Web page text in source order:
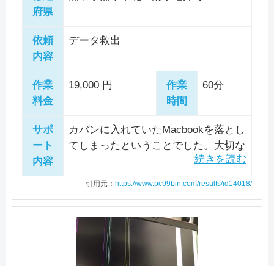
電話相談・お問い合わせ
0965-45-9573
詳細は公式HPでご確認ください。
引用元：システムサポ―ト
府県
依頼
内容
データ救出
作業
料金
19,000 円
作業
時間
60分
サポ
ート
内容
カバンに入れていたMacbookを落とし
てしまったということでした。大切な
データだけでもなんとかしたいという
ご依頼です。 ビープ音3回で起動しな
決しないため、分解しメモリ周りの調
整を行いましたが復旧には至りません
でした。 ホコリが溜まっており、清
掃を行ったところ、復旧致しました。
引用元： https://www.pc99bin.com/results/id14018/